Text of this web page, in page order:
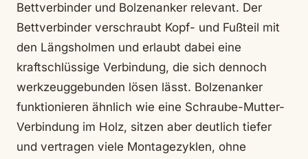
Bettverbinder und Bolzenanker relevant. Der
Bettverbinder verschraubt Kopf- und Fußteil mit
den Längsholmen und erlaubt dabei eine
kraftschlüssige Verbindung, die sich dennoch
werkzeuggebunden lösen lässt. Bolzenanker
funktionieren ähnlich wie eine Schraube-Mutter-
Verbindung im Holz, sitzen aber deutlich tiefer
und vertragen viele Montagezyklen, ohne